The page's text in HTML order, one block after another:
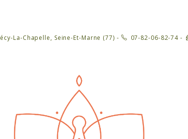
La-Chapelle, Seine-Et-Marne (77) - 07-82-06-82-74 -